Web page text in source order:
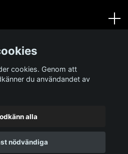
Powered by Quickbutik
cookies. Genom att
du användandet av
alla
nödvändiga